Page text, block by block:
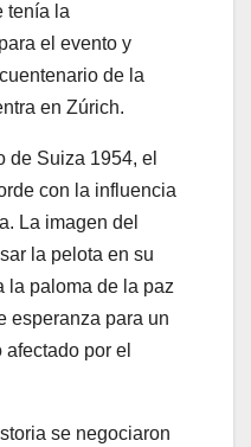
tenía la
el evento y
de la
en Zúrich.
de Suiza 1954, el
con la influencia
La imagen del
la pelota en su
la paloma de la paz
esperanza para un
por el
se negociaron